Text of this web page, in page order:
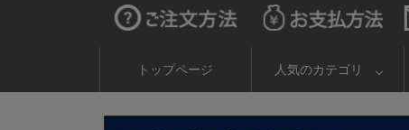
トップページ 人気のカテゴリ